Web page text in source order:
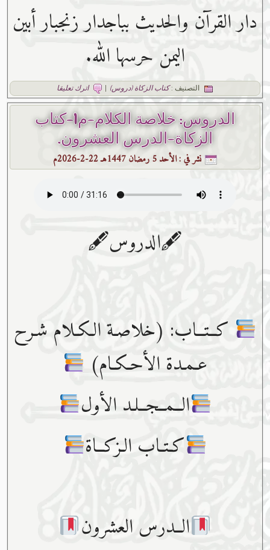
دار القرآن والحديث بباجدار زنجبار أبين
اليمن حرسها الله.
التصنيف :كتاب الزكاة (دروس) | اترك تعليقا
الدروس: خلاصة الكلام-م1-كتاب
الزكاة-الدرس العشرون.
نشر في :الأحد 5 رمضان 1447هـ 22-2-2026م
🖋الدروس🖋
كــتــاب: (خلاصـة الـكـلام شـرح
عـمـدة الأحـكـام)
الــمــجــلـد الأول
كـتـاب الـزكــاة
الــدرس العشرون